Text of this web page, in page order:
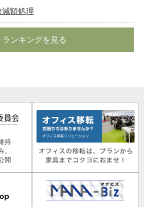
額処理
ランキングを見る
持
開